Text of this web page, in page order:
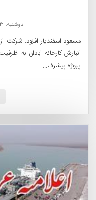
دوشنبه، 23 خرداد 1401 - 23:48
پروژه پیشرف...